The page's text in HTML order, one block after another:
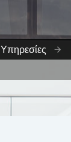
Υπηρεσίες